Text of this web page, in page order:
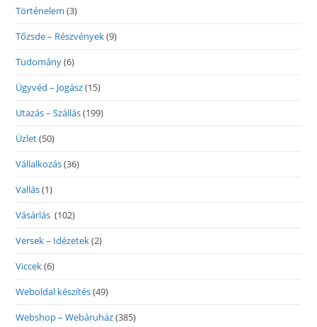
Történelem (3)
Tőzsde – Részvények(9)
Tudomány(6)
Ügyvéd – Jogász(15)
Utazás – Szállás(199)
Üzlet(50)
Vállalkozás(36)
Vallás(1)
Vásárlás (102)
Versek – Idézetek(2)
Viccek(6)
Weboldal készítés(49)
Webshop – Webáruház(385)